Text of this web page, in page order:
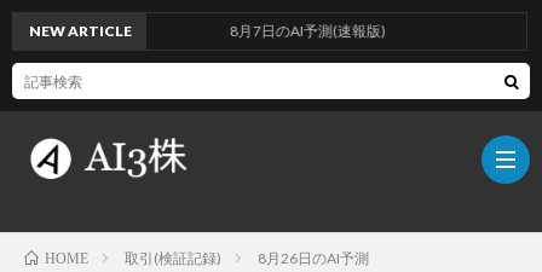
NEW ARTICLE 8月7日のAI予測(速報版)
HOME 取引(検証記録) 8月26日のAI予測